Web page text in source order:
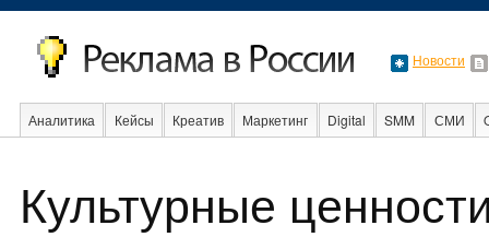
Новости
Аналитика Кейсы Креатив Маркетинг Digital SMM СМИ
Стартапы
Культурные